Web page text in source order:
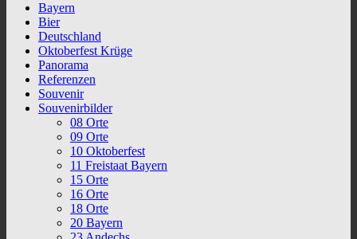
Bayern
Bier
Deutschland
Oktoberfest Krüge
Panorama
Referenzen
Souvenir
Souvenirbilder
08 Orte
09 Orte
10 Oktoberfest
11 Freistaat Bayern
15 Orte
16 Orte
18 Orte
20 Bayern